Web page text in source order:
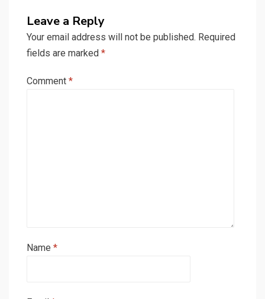
Leave a Reply
Your email address will not be published. Required
fields are marked *
Comment *
Name *